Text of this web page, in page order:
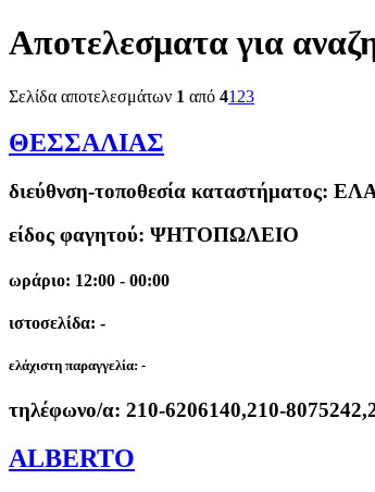
Αποτελεσματα για
Σελίδα αποτελεσμάτων 1 από 41 23
ΘΕΣΣΑΛΙΑΣ
διεύθνση-τοποθεσία καταστήματος:
είδος φαγητού: ΨΗΤΟΠΩΛΕΙΟ
ωράριο: 12:00 - 00:00
ιστοσελίδα: -
ελάχιστη παραγγελία: -
τηλέφωνο/α: 210-6206140,210-
ALBERTO